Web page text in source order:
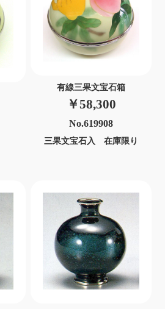
有線三果文宝石箱
￥58,300
No.619908
三果文宝石入 在庫限り